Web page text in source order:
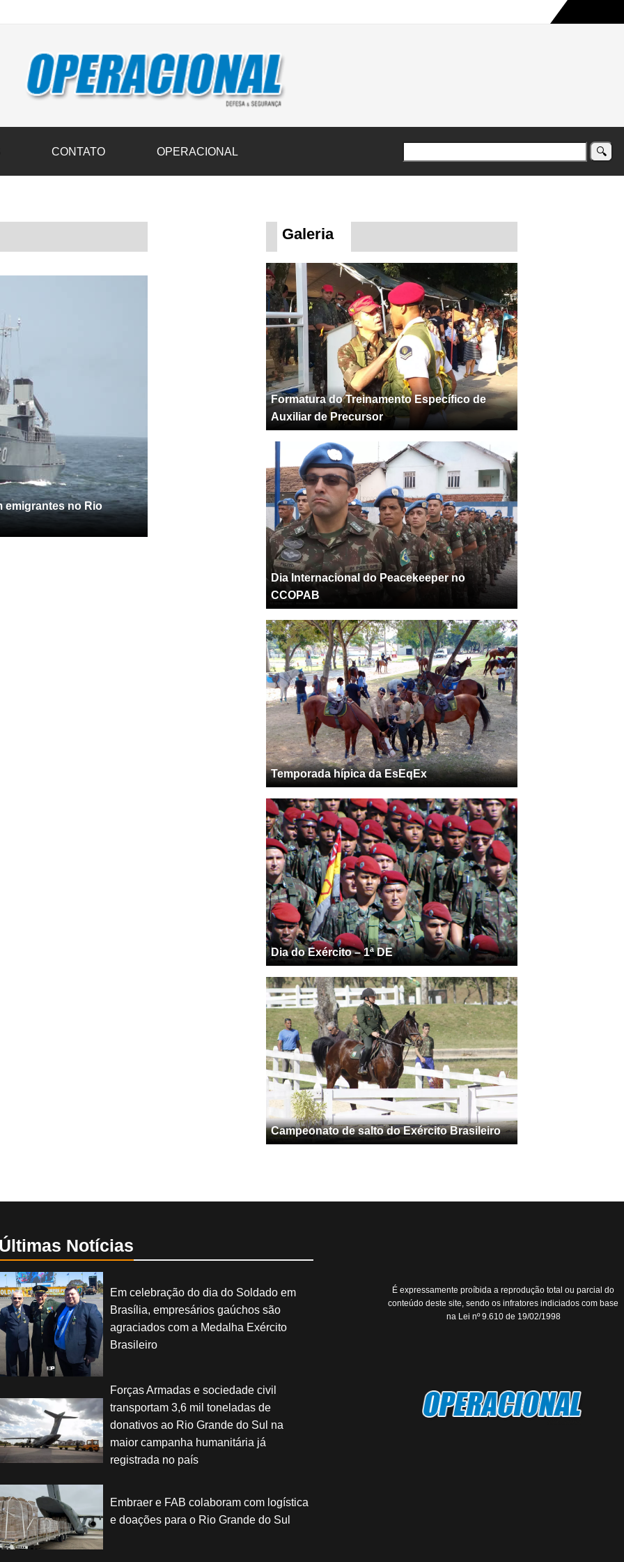
transportam 3,6 mil toneladas de donativos ao Rio Grande do Sul na maior campanha humanitária já registrada no país
CONTATO OPERACIONAL
emigrantes no Rio
Galeria
Formatura do Treinamento Específico de
Auxiliar de Precursor
Dia Internacional do Peacekeeper no
CCOPAB
Temporada hípica da EsEqEx
Dia do Exército – 1ª DE
Campeonato de salto do Exército Brasileiro
Últimas Notícias
Em celebração do dia do Soldado em
Brasília, empresários gaúchos são
agraciados com a Medalha Exército
Brasileiro
Forças Armadas e sociedade civil
transportam 3,6 mil toneladas de
donativos ao Rio Grande do Sul na
maior campanha humanitária já
registrada no país
Embraer e FAB colaboram com logística
e doações para o Rio Grande do Sul
É expressamente proíbida a reprodução total ou parcial do
conteúdo deste site, sendo os infratores indiciados com base
na Lei nº 9.610 de 19/02/1998